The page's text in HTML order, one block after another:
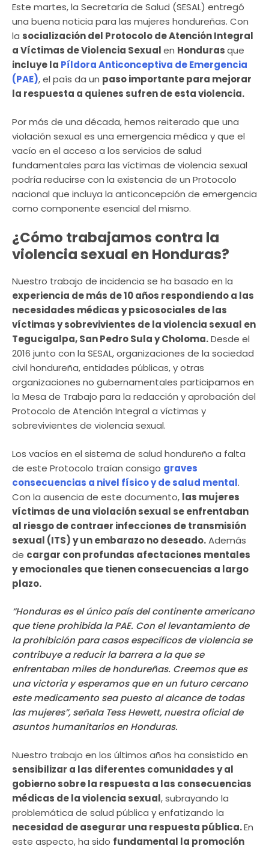
Este martes, la Secretaría de Salud (SESAL) entregó
una buena noticia para las mujeres hondureñas. Con
la socialización del Protocolo de Atención Integral
a Víctimas de Violencia Sexualen Hondurasque
incluye la Píldora Anticonceptiva de Emergencia
(PAE), el país da un paso importante para mejorar
la respuesta a quienes sufren de esta violencia.
Por más de una década, hemos reiterado que una
violación sexual es una emergencia médica y que el
vacío en el acceso a los servicios de salud
fundamentales para las víctimas de violencia sexual
podría reducirse con la existencia de un Protocolo
nacional que incluya la anticoncepción de emergencia
como componente esencial del mismo.
¿Cómo trabajamos contra la
violencia sexual en Honduras?
Nuestro trabajo de incidencia se ha basado en la
experiencia de más de 10 años respondiendo a las
necesidades médicas y psicosociales de las
víctimas y sobrevivientes de la violencia sexual en
Tegucigalpa, San Pedro Sula y Choloma.Desde el
2016 junto con la SESAL, organizaciones de la sociedad
civil hondureña, entidades públicas, y otras
organizaciones no gubernamentales participamos en
la Mesa de Trabajo para la redacción y aprobación del
Protocolo de Atención Integral a víctimas y
sobrevivientes de violencia sexual.
Los vacíos en el sistema de salud hondureño a falta
de este Protocolo traían consigo graves
consecuencias a nivel físico y de salud mental.
Con la ausencia de este documento, las mujeres
víctimas de una violación sexual se enfrentaban
al riesgo de contraer infecciones de transmisión
sexual (ITS) y un embarazo no deseado.Además
de cargar con profundas afectaciones mentales
y emocionales que tienen consecuencias a largo
plazo.
“Honduras es el único país del continente americano
que tiene prohibida la PAE. Con el levantamiento de
la prohibición para casos específicos de violencia se
contribuye a reducir la barrera a la que se
enfrentaban miles de hondureñas. Creemos que es
una victoria y esperamos que en un futuro cercano
este medicamento sea puesto al alcance de todas
las mujeres”, señala Tess Hewett, nuestra oficial de
asuntos humanitarios en Honduras.
Nuestro trabajo en los últimos años ha consistido en
sensibilizar a las diferentes comunidades y al
gobierno sobre la respuesta a las consecuencias
médicas de la violencia sexual, subrayando la
problemática de salud pública y enfatizando la
necesidad de asegurar una respuesta pública.En
este aspecto, ha sido fundamental la promoción